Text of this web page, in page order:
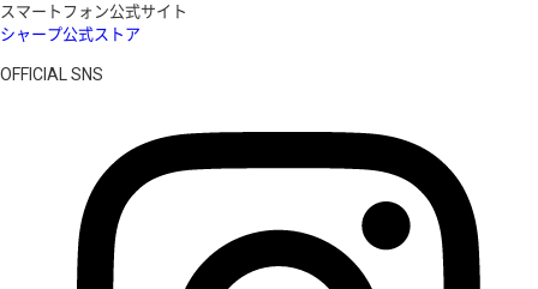
スマートフォン公式サイト
シャープ公式ストア
OFFICIAL SNS